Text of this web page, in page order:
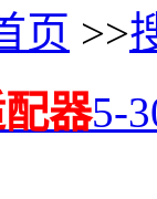
页 >>
器5-